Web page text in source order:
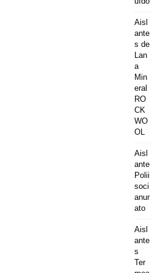
Aisl
ante
s de
Lan
a
Min
eral
RO
CK
WO
OL
Aisl
ante
Polii
soci
anur
ato
Aisl
ante
s
Ter